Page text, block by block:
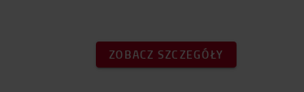
ZOBACZ SZCZEGÓŁY